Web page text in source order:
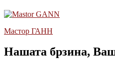
Мастор ГАНН
Нашата брзина,